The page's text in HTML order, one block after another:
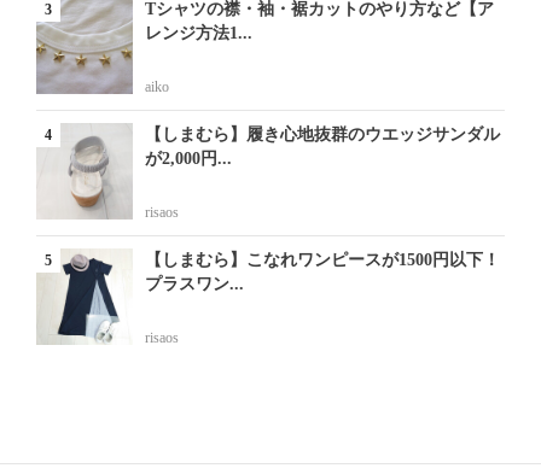
Tシャツの襟・袖・裾カットのやり方など【ア
レンジ方法1...
aiko
【しまむら】履き心地抜群のウエッジサンダル
が2,000円...
risaos
【しまむら】こなれワンピースが1500円以下！
プラスワン...
risaos